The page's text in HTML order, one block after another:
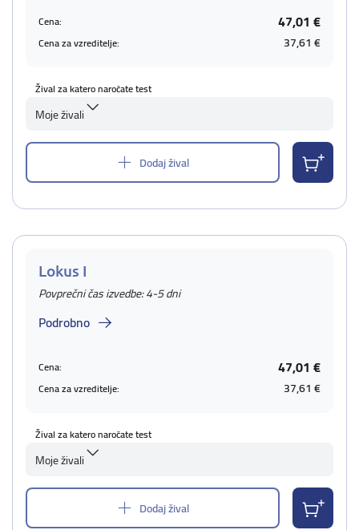
Cena: 47,01 €
Cena za vzreditelje: 37,61 €
Žival za katero naročate test
Moje živali
Dodaj žival
Lokus I
Povprečni čas izvedbe: 4-5 dni
Podrobno
Cena: 47,01 €
Cena za vzreditelje: 37,61 €
Žival za katero naročate test
Moje živali
Dodaj žival